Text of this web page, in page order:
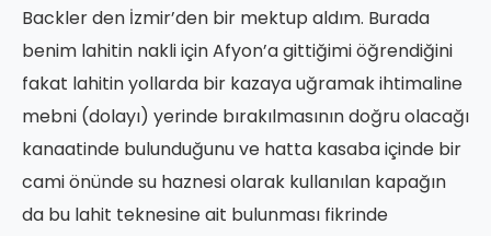
Backler den İzmir’den bir mektup aldım. Burada
benim lahitin nakli için Afyon’a gittiğimi öğrendiğini
fakat lahitin yollarda bir kazaya uğramak ihtimaline
mebni (dolayı) yerinde bırakılmasının doğru olacağı
kanaatinde bulunduğunu ve hatta kasaba içinde bir
cami önünde su haznesi olarak kullanılan kapağın
da bu lahit teknesine ait bulunması fikrinde